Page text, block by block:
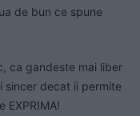
de bun ce spune
ca gandeste mai liber
sincer decat ii permite
EXPRIMA!